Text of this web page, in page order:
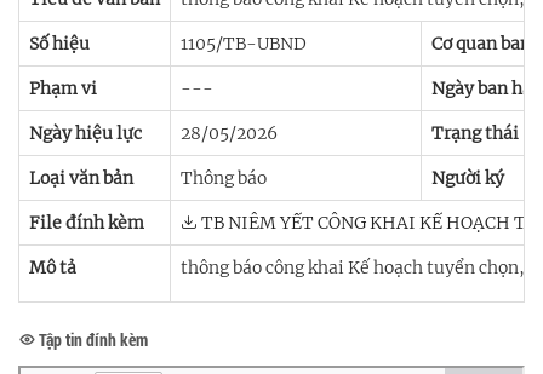
Số hiệu 1105/TB-UBND Cơ quan ban
Phạm vi --- Ngày ban
Ngày hiệu lực 28/05/2026 Trạng thái
Loại văn bản Thông báo Người ký
File đính kèm TB NIÊM YẾT CÔNG KHAI KẾ HOẠCH
Mô tả thông báo công khai Kế hoạch tuyển chọn,
Tập tin đính kèm